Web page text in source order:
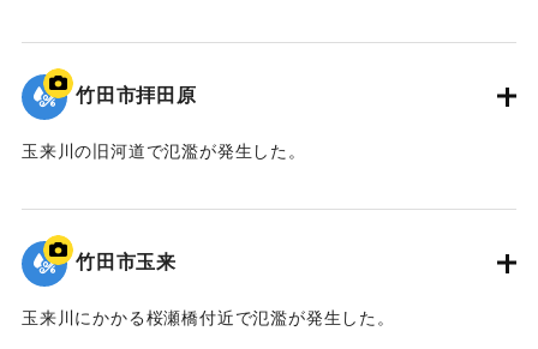
｜固有コード:09922054
竹田市拝田原
玉来川の旧河道で氾濫が発生した。
｜固有コード:09922053
竹田市玉来
玉来川にかかる桜瀬橋付近で氾濫が発生した。